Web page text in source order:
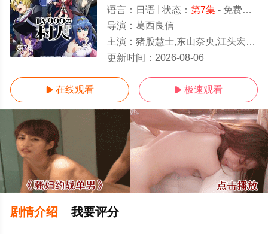
第7集
语言： 日语 状态： 第7集- 免费在线观看
导演： 葛西良信
主演： 猪股慧士,东山奈央,江头宏哉,岛崎信长,石见舞菜香,古贺葵,Lynn,
更新时间： 2026-08-06
 在线观看  极速观看
剧情介绍 我要评分